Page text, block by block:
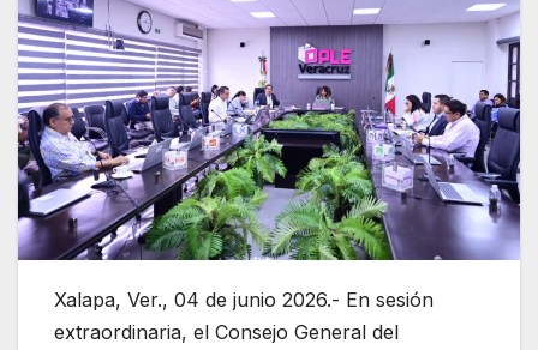
Xalapa, Ver., 04 de junio 2026.- En sesión
extraordinaria, el Consejo General del